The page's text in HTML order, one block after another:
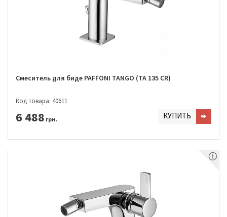
Смеситель для биде PAFFONI TANGO (TA 135 CR)
Код товара: 40611
6 488 грн. КУПИТЬ